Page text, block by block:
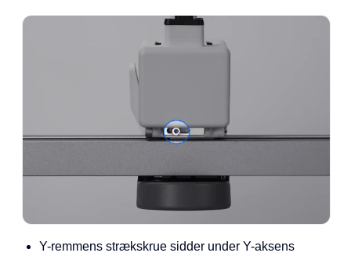
Y-remmens strækskrue sidder under Y-aksens